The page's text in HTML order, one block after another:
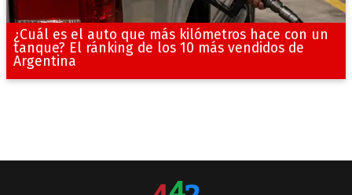
¿Cuál es el auto que más kilómetros hace con un
tanque? El ránking de los 10 más vendidos de
Argentina